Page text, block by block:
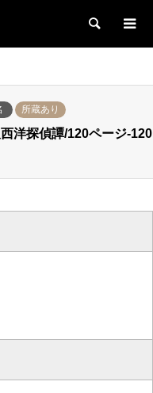
検索
所蔵あり
洋探偵譚/120ページ-120